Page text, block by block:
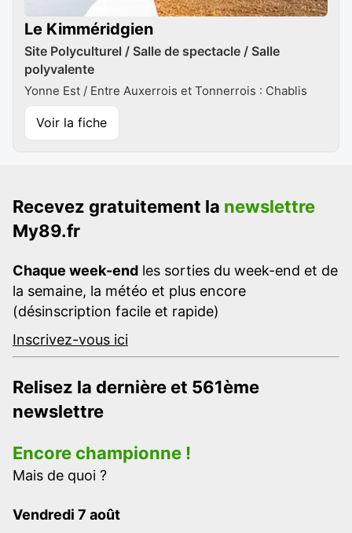
Le Kimméridgien
Site Polyculturel / Salle de spectacle / Salle
polyvalente
Yonne Est / Entre Auxerrois et Tonnerrois : Chablis
Voir la fiche
Recevez gratuitement la newslettre
My89.fr
Chaque week-end les sorties du week-end et de
la semaine, la météo et plus encore
(désinscription facile et rapide)
Inscrivez-vous ici
Relisez la dernière et 561ème
newslettre
Encore championne !
Mais de quoi ?
Vendredi 7 août